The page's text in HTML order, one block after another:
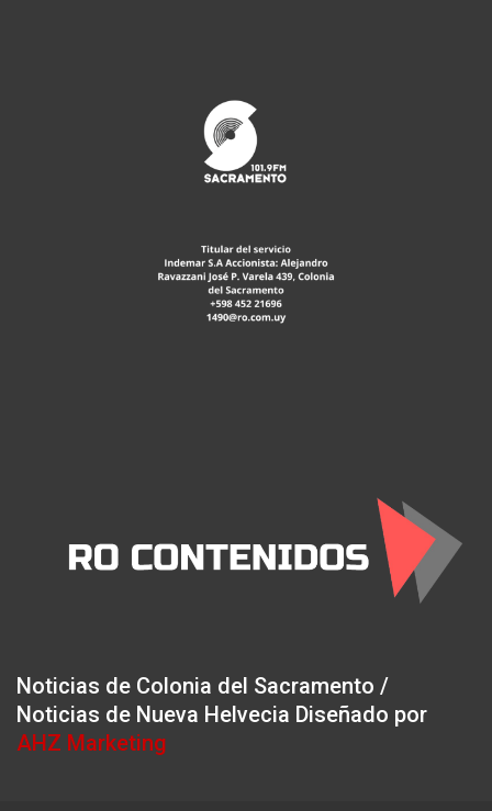
Noticias de Colonia del Sacramento /
Noticias de Nueva Helvecia Diseñado por
AHZ Marketing